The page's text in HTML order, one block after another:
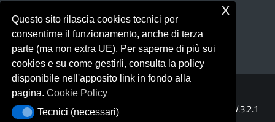
Accesso Civico
Dichiarazione di accessibilità
Portale realizzato con la piattaforma
Template Italia configurato sul tema accessibile
V.3.2.1
Questo sito rilascia cookies tecnici per
consentirne il funzionamento, anche di terza
parte (ma non extra UE). Per saperne di più sui
cookies e su come gestirli, consulta la policy
disponibile nell'apposito link in fondo alla
pagina.Cookie Policy
Tecnici (necessari)
Tecnici (necessari)
x